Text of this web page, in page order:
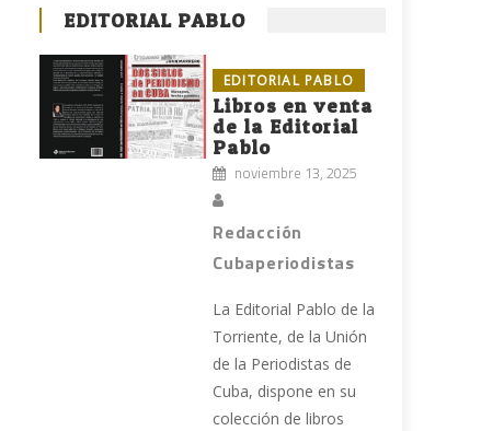
EDITORIAL PABLO
EDITORIAL PABLO
Libros en venta
de la Editorial
Pablo
noviembre 13, 2025
Redacción
Cubaperiodistas
La Editorial Pablo de la
Torriente, de la Unión
de la Periodistas de
Cuba, dispone en su
colección de libros